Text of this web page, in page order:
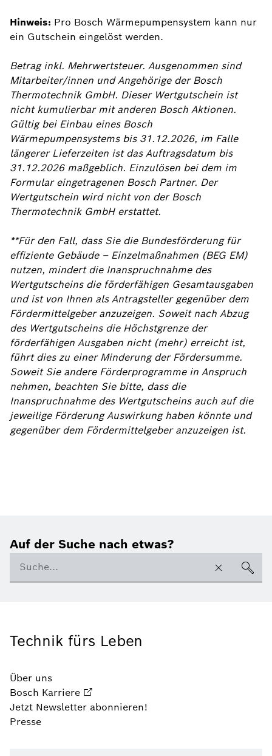
Hinweis: Pro Bosch Wärmepumpensystem kann nur
ein Gutschein eingelöst werden.
Betrag inkl. Mehrwertsteuer. Ausgenommen sind
Mitarbeiter/innen und Angehörige der Bosch
Thermotechnik GmbH. Dieser Wertgutschein ist
nicht kumulierbar mit anderen Bosch Aktionen.
Gültig bei Einbau eines Bosch
Wärmepumpensystems bis 31.12.2026, im Falle
längerer Lieferzeiten ist das Auftragsdatum bis
31.12.2026 maßgeblich. Einzulösen bei dem im
Formular eingetragenen Bosch Partner. Der
Wertgutschein wird nicht von der Bosch
Thermotechnik GmbH erstattet.
**Für den Fall, dass Sie die Bundesförderung für
effiziente Gebäude – Einzelmaßnahmen (BEG EM)
nutzen, mindert die Inanspruchnahme des
Wertgutscheins die förderfähigen Gesamtausgaben
und ist von Ihnen als Antragsteller gegenüber dem
Fördermittelgeber anzuzeigen. Soweit nach Abzug
des Wertgutscheins die Höchstgrenze der
förderfähigen Ausgaben nicht (mehr) erreicht ist,
führt dies zu einer Minderung der Fördersumme.
Soweit Sie andere Förderprogramme in Anspruch
nehmen, beachten Sie bitte, dass die
Inanspruchnahme des Wertgutscheins auch auf die
jeweilige Förderung Auswirkung haben könnte und
gegenüber dem Fördermittelgeber anzuzeigen ist.
Auf der Suche nach etwas?
Technik fürs Leben
Über uns
Bosch Karriere
Jetzt Newsletter abonnieren!
Presse